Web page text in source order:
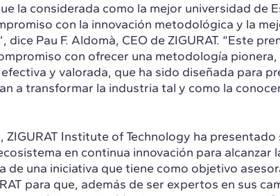
la considerada como la mejor universidad de
con la innovación metodológica y la
dice Pau F. Aldomà, CEO de ZIGURAT. “Este
con ofrecer una metodología pionera,
y valorada, que ha sido diseñada para
a transformar la industria tal y como la
ZIGURAT Institute of Technology ha
en continua innovación para alcanzar
de una iniciativa que tiene como objetivo
para que, además de ser expertos en sus